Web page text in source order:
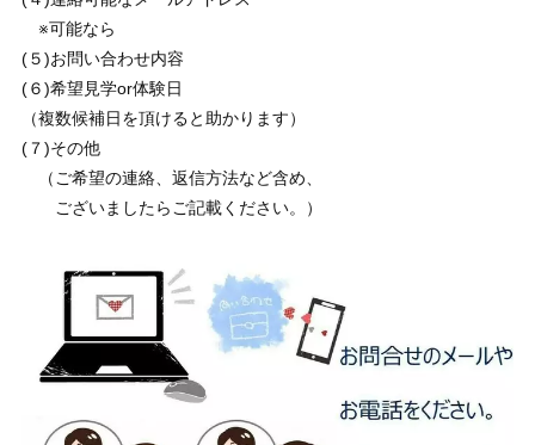
※可能なら
(５)お問い合わせ内容
(６)希望見学or体験日
（複数候補日を頂けると助かります）
(７)その他
（ご希望の連絡、返信方法など含め、
ございましたらご記載ください。）